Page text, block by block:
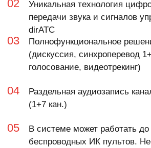
Крупнейший в Юго-Восточной Азии
производитель оборудования
для конгресс- и конференц-систем
Конференц-системы фирмы TAIDEN установлены
в правительственных и муниципальных
учреждениях многих стран и становятся все более
популярными во всем мире.
Оборудование уже стоит в зале Генеральной
Ассамблеи ООН, штаб-квартире Всемирного Банка
в Вашингтоне и др. В России конференц-системой
Екатеринбургская городская Дума, мэрия города
Ростов-на-Дону, городская Дума Нижнего
Новгорода, НИТУ «МИСиС» (Москва),